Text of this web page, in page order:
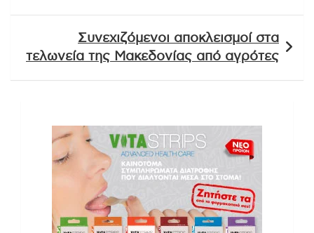
Συνεχιζόμενοι αποκλεισμοί στα
τελωνεία της Μακεδονίας από αγρότες